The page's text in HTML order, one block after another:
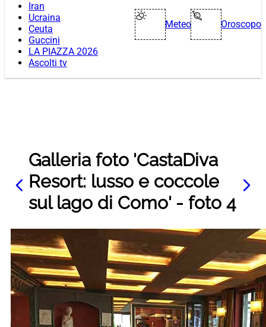
Iran
Ucraina
Ceuta
Guccini
LA PIAZZA 2026
Ascolti tv
Meteo Oroscopo
Galleria foto 'CastaDiva
Resort: lusso e coccole
sul lago di Como' - foto 4